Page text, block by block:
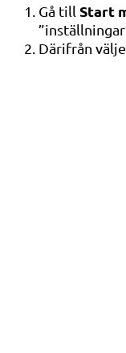
Gå till Start
Därifrån